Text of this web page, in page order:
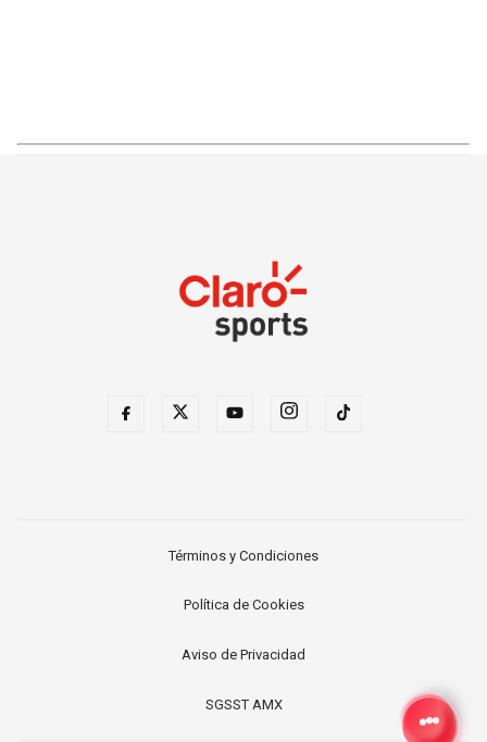
Términos y Condiciones
Política de Cookies
Aviso de Privacidad
SGSST AMX